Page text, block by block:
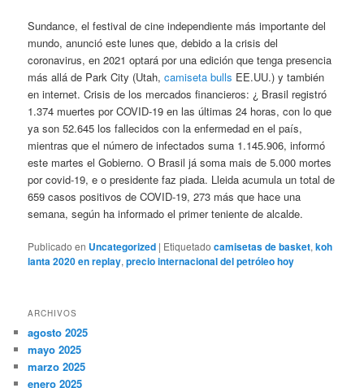
Sundance, el festival de cine independiente más importante del
mundo, anunció este lunes que, debido a la crisis del
coronavirus, en 2021 optará por una edición que tenga presencia
más allá de Park City (Utah,camiseta bulls EE.UU.) y también
en internet. Crisis de los mercados financieros: ¿ Brasil registró
1.374 muertes por COVID-19 en las últimas 24 horas, con lo que
ya son 52.645 los fallecidos con la enfermedad en el país,
mientras que el número de infectados suma 1.145.906, informó
este martes el Gobierno. O Brasil já soma mais de 5.000 mortes
por covid-19, e o presidente faz piada. Lleida acumula un total de
659 casos positivos de COVID-19, 273 más que hace una
semana, según ha informado el primer teniente de alcalde.
Publicado en Uncategorized | Etiquetado camisetas de basket,koh
lanta 2020 en replay,precio internacional del petróleo hoy
ARCHIVOS
agosto 2025
mayo 2025
marzo 2025
enero 2025